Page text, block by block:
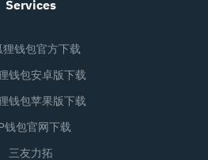
Services
狸钱包官方下载
钱包安卓版下载
钱包苹果版下载
钱包官网下载
三友力拓